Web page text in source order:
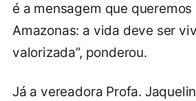
é a mensagem que queremos
Amazonas: a vida deve ser
valorizada”, ponderou.
Já a vereadora Profa.